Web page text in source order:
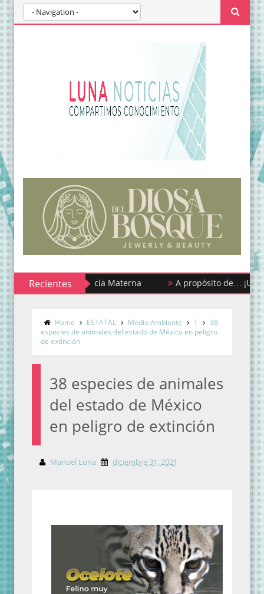
Recientes
de la Lactancia Materna A propósito de… ¡Urgencias y
Home ESTATAL Medio Ambiente T
38
especies de animales del estado de México en peligro
de extinción
38 especies de animales
del estado de México
en peligro de extinción
Manuel Luna diciembre 31, 2021